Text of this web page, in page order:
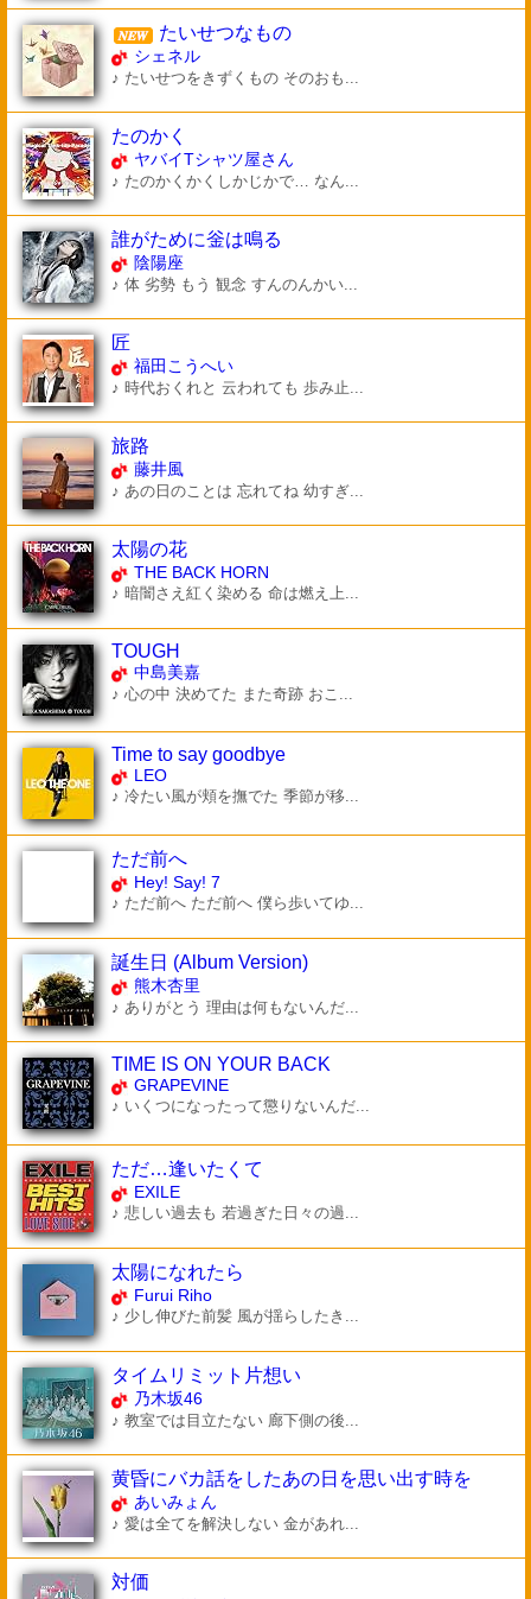
たいせつなもの
シェネル
♪ たいせつをきずくもの そのおも...
たのかく
ヤバイTシャツ屋さん
♪ たのかくかくしかじかで… なん...
誰がために釡は鳴る
陰陽座
♪ 体 劣勢 もう 観念 すんのんかい...
匠
福田こうへい
♪ 時代おくれと 云われても 歩み止...
旅路
藤井風
♪ あの日のことは 忘れてね 幼すぎ...
太陽の花
THE BACK HORN
♪ 暗闇さえ紅く染める 命は燃え上...
TOUGH
中島美嘉
♪ 心の中 決めてた また奇跡 おこ...
Time to say goodbye
LEO
♪ 冷たい風が頬を撫でた 季節が移...
ただ前へ
Hey! Say! 7
♪ ただ前へ ただ前へ 僕ら歩いてゆ...
誕生日 (Album Version)
熊木杏里
♪ ありがとう 理由は何もないんだ...
TIME IS ON YOUR BACK
GRAPEVINE
♪ いくつになったって懲りないんだ...
ただ…逢いたくて
EXILE
♪ 悲しい過去も 若過ぎた日々の過...
太陽になれたら
Furui Riho
♪ 少し伸びた前髪 風が揺らしたき...
タイムリミット片想い
乃木坂46
♪ 教室では目立たない 廊下側の後...
黄昏にバカ話をしたあの日を思い出す時を
あいみょん
♪ 愛は全てを解決しない 金があれ...
対価